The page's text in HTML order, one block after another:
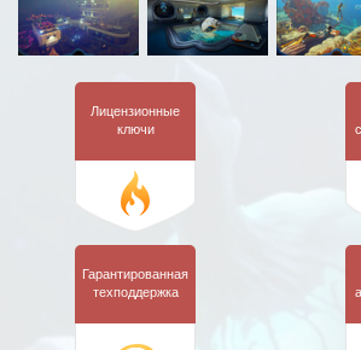
Лицензионные
ключи
Гарантированная
техподдержка